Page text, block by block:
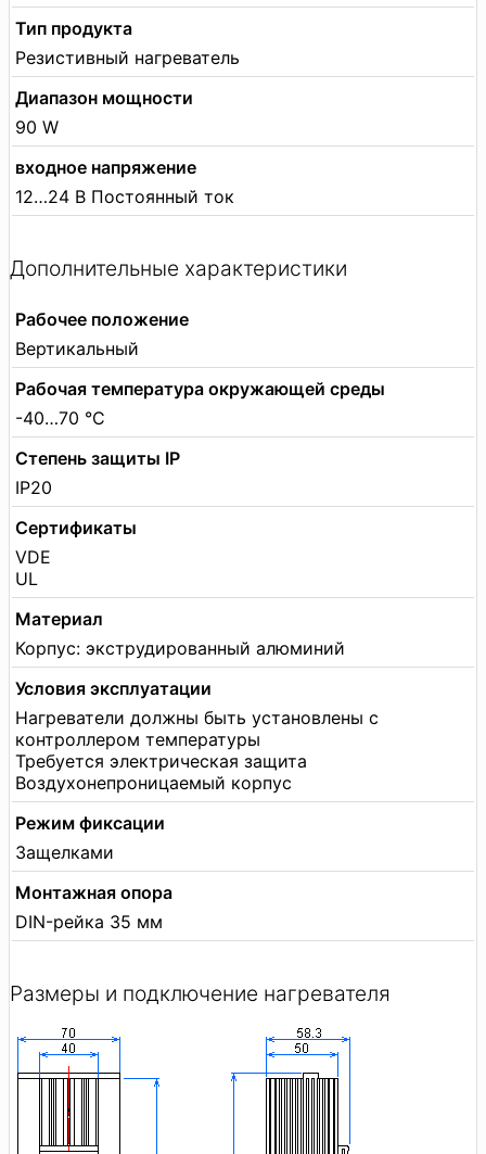
Тип продукта
Резистивный нагреватель
Диапазон мощности
90 W
входное напряжение
12…24 В Постоянный ток
Дополнительные характеристики
Рабочее положение
Вертикальный
Рабочая температура окружающей среды
-40…70 °C
Степень защиты IP
IP20
Сертификаты
VDE
UL
Материал
Корпус: экструдированный алюминий
Условия эксплуатации
Нагреватели должны быть установлены с
контроллером температуры
Требуется электрическая защита
Воздухонепроницаемый корпус
Режим фиксации
Защелками
Монтажная опора
DIN-рейка 35 мм
Размеры и подключение нагревателя